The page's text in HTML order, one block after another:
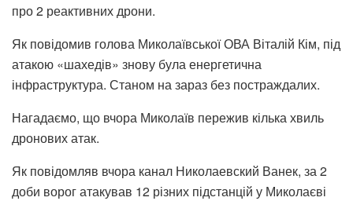
про 2 реактивних дрони.
Як повідомив голова Миколаївської ОВА Віталій Кім, під
атакою «шахедів» знову була енергетична
інфраструктура. Станом на зараз без постраждалих.
Нагадаємо, що вчора Миколаїв пережив кілька хвиль
дронових атак.
Як повідомляв вчора канал Николаевский Ванек, за 2
доби ворог атакував 12 різних підстанцій у Миколаєві